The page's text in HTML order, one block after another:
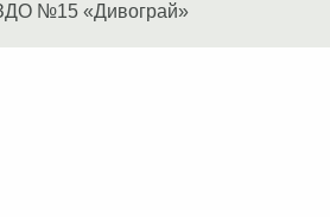
№15 «Дивограй»